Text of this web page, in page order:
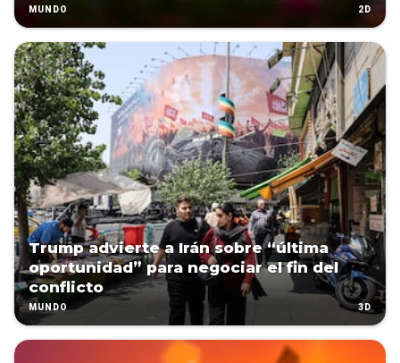
MUNDO 2D
Trump advierte a Irán sobre “última
oportunidad” para negociar el fin del
conflicto
MUNDO 3D